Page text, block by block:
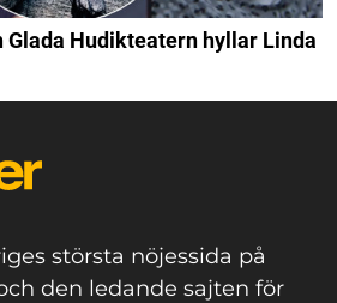
Glada Hudikteatern hyllar Linda
största nöjessida på
den ledande sajten för